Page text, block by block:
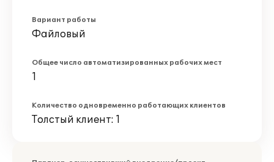
Вариант работы
Файловый
Общее число автоматизированных рабочих мест
1
Количество одновременно работающих клиентов
Толстый клиент: 1